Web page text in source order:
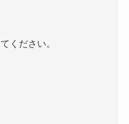
ください。